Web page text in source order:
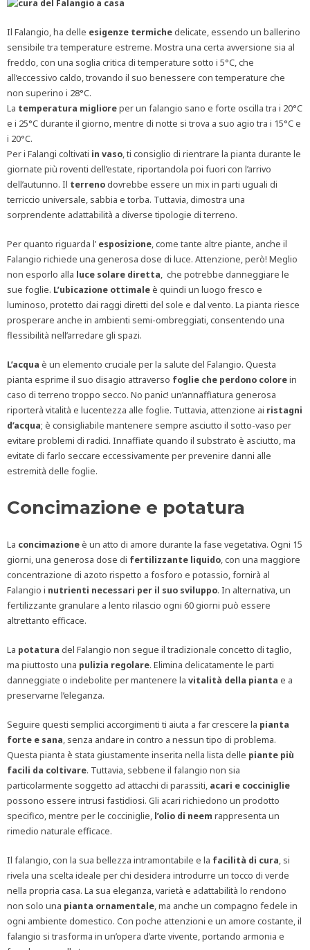
Il Falangio, ha delle esigenze termichedelicate, essendo un ballerino
sensibile tra temperature estreme. Mostra una certa avversione sia al
freddo, con una soglia critica di temperature sotto i 5°C, che
all’eccessivo caldo, trovando il suo benessere con temperature che
non superino i 28°C.
La temperatura miglioreper un falangio sano e forte oscilla tra i 20°C
e i 25°C durante il giorno, mentre di notte si trova a suo agio tra i 15°C e
i 20°C.
Per i Falangi coltivati in vaso, ti consiglio di rientrare la pianta durante le
giornate più roventi dell’estate, riportandola poi fuori con l’arrivo
dell’autunno. Il terrenodovrebbe essere un mix in parti uguali di
terriccio universale, sabbia e torba. Tuttavia, dimostra una
sorprendente adattabilità a diverse tipologie di terreno.
Per quanto riguarda l’ esposizione, come tante altre piante, anche il
Falangio richiede una generosa dose di luce. Attenzione, però! Meglio
non esporlo alla luce solare diretta, che potrebbe danneggiare le
sue foglie. L’ubicazione ottimaleè quindi un luogo fresco e
luminoso, protetto dai raggi diretti del sole e dal vento. La pianta riesce
prosperare anche in ambienti semi-ombreggiati, consentendo una
flessibilità nell’arredare gli spazi.
L’acqua è un elemento cruciale per la salute del Falangio. Questa
pianta esprime il suo disagio attraverso foglie che perdono colorein
caso di terreno troppo secco. No panic! un’annaffiatura generosa
riporterà vitalità e lucentezza alle foglie. Tuttavia, attenzione ai ristagni
d’acqua; è consigliabile mantenere sempre asciutto il sotto-vaso per
evitare problemi di radici. Innaffiate quando il substrato è asciutto, ma
evitate di farlo seccare eccessivamente per prevenire danni alle
estremità delle foglie.
Concimazione e potatura
La concimazioneè un atto di amore durante la fase vegetativa. Ogni 15
giorni, una generosa dose di fertilizzante liquido, con una maggiore
concentrazione di azoto rispetto a fosforo e potassio, fornirà al
Falangio i nutrienti necessari per il suo sviluppo. In alternativa, un
fertilizzante granulare a lento rilascio ogni 60 giorni può essere
altrettanto efficace.
La potatura del Falangio non segue il tradizionale concetto di taglio,
ma piuttosto una pulizia regolare. Elimina delicatamente le parti
danneggiate o indebolite per mantenere la vitalità della pianta e a
preservarne l’eleganza.
Seguire questi semplici accorgimenti ti aiuta a far crescere la pianta
forte e sana, senza andare in contro a nessun tipo di problema.
Questa pianta è stata giustamente inserita nella lista delle piante più
facili da coltivare. Tuttavia, sebbene il falangio non sia
particolarmente soggetto ad attacchi di parassiti, acari e cocciniglie
possono essere intrusi fastidiosi. Gli acari richiedono un prodotto
specifico, mentre per le cocciniglie, l’olio di neem rappresenta un
rimedio naturale efficace.
Il falangio, con la sua bellezza intramontabile e la facilità di cura, si
rivela una scelta ideale per chi desidera introdurre un tocco di verde
nella propria casa. La sua eleganza, varietà e adattabilità lo rendono
non solo una pianta ornamentale, ma anche un compagno fedele in
ogni ambiente domestico. Con poche attenzioni e un amore costante, il
falangio si trasforma in un’opera d’arte vivente, portando armonia e